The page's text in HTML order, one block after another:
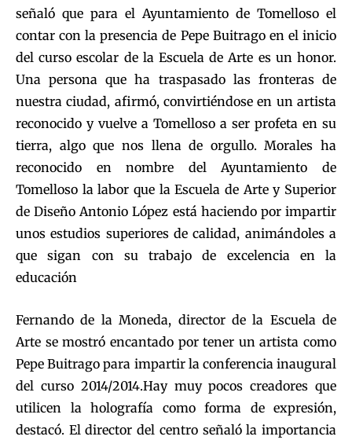
señaló que para el Ayuntamiento de Tomelloso el
contar con la presencia de Pepe Buitrago en el inicio
del curso escolar de la Escuela de Arte es un honor.
Una persona que ha traspasado las fronteras de
nuestra ciudad, afirmó, convirtiéndose en un artista
reconocido y vuelve a Tomelloso a ser profeta en su
tierra, algo que nos llena de orgullo. Morales ha
reconocido en nombre del Ayuntamiento de
Tomelloso la labor que la Escuela de Arte y Superior
de Diseño Antonio López está haciendo por impartir
unos estudios superiores de calidad, animándoles a
que sigan con su trabajo de excelencia en la
educación
Fernando de la Moneda, director de la Escuela de
Arte se mostró encantado por tener un artista como
Pepe Buitrago para impartir la conferencia inaugural
del curso 2014/2014.Hay muy pocos creadores que
utilicen la holografía como forma de expresión,
destacó. El director del centro señaló la importancia